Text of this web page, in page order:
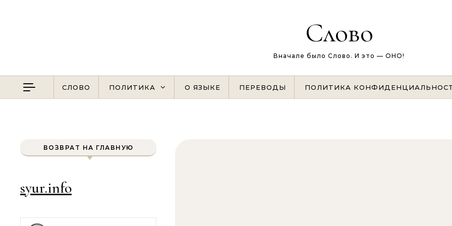
Слово
Вначале было Слово. И это — ОНО!
СЛОВО ПОЛИТИКА О ЯЗЫКЕ ПЕРЕВОДЫ ПОЛИТИКА
ВОЗВРАТ НА ГЛАВНУЮ
syur.info